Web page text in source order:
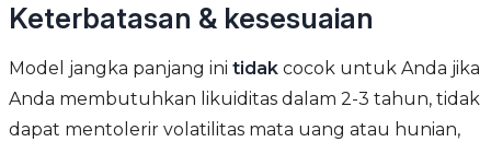
Keterbatasan & kesesuaian
Model jangka panjang ini tidak cocok untuk Anda jika
Anda membutuhkan likuiditas dalam 2-3 tahun, tidak
dapat mentolerir volatilitas mata uang atau hunian,